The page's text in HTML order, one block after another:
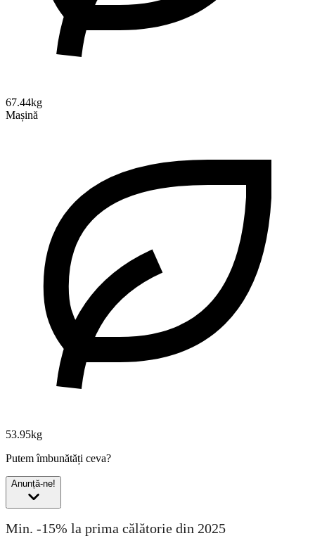
67.44kg
Mașină
53.95kg
Putem îmbunătăți ceva?
Anunță-ne!
Min. -15% la prima călătorie din 2025